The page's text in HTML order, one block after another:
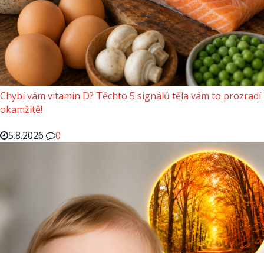
Chybí vám vitamin D? Těchto 5 signálů těla vám to prozradí
okamžitě!
5.8.2026
0